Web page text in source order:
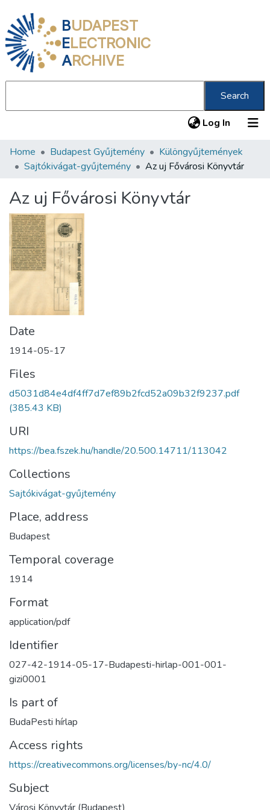
BUDAPEST
ELECTRONIC
ARCHIVE
Search
Log In (current)
Communities & Collections
Statistics
About us
Home Budapest Gyűjtemény
Különgyűjtemények
Sajtókivágat-gyűjtemény
Az uj Fővárosi Könyvtár
Az uj Fővárosi Könyvtár
Date
1914-05-17
Files
d5031d84e4df4ff7d7ef89b2fcd52a09b32f9237.pdf
(385.43 KB)
URI
https://bea.fszek.hu/handle/20.500.14711/113042
Collections
Sajtókivágat-gyűjtemény
Place, address
Budapest
Temporal coverage
1914
Format
application/pdf
Identifier
027-42-1914-05-17-Budapesti-hirlap-001-001-
gizi0001
Is part of
BudaPesti hírlap
Access rights
https://creativecommons.org/licenses/by-nc/4.0/
Subject